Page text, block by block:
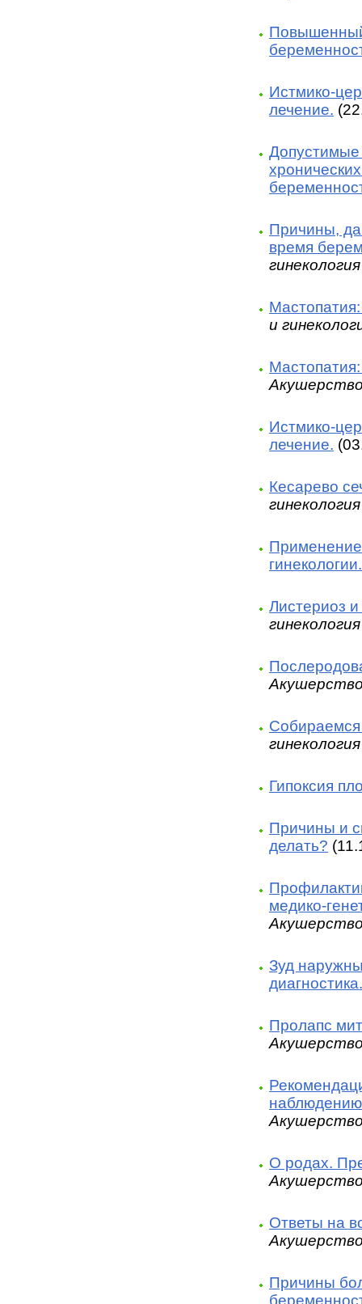
Повышенный
Истмико-
лечение.
Допустимые
Причины,
время
гинекология
и
Истмико-
лечение.
Кесарево
гинекология
Применение
гинекологии.
Листериоз
гинекология
гинекология
Гипоксия
Причины и
делать?
медико-
Зуд
диагностика.
Пролапс
О родах.
Ответы на
Причины